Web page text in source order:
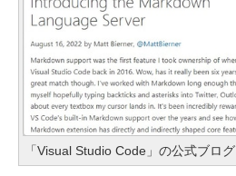
「Visual Studio Code」の公式ブログ